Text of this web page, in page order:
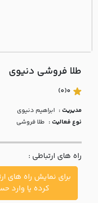
درباره
با ما
مقالات
اخبار
پرسش
متداول
خواست
طلا فروشی دنيوي
0
(0)
مدیریت : ابراهيم دنيوي
نوع فعالیت : طلا فروشی
راه های ارتباطی :
برای نمایش راه های
کرده یا وارد